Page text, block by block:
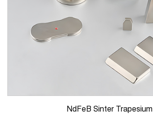
NdFeB Sinter Trapesium